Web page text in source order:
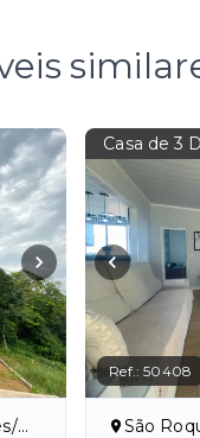
Casa de 3
Ref.:50408
São